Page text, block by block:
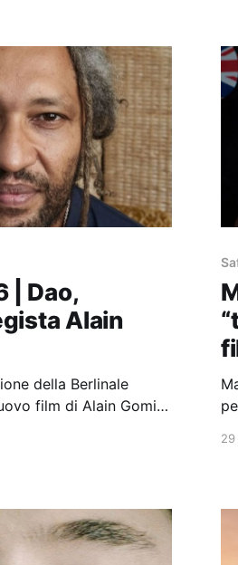
| Dao,
Alain
della Berlinale
film di Alain Gomis: